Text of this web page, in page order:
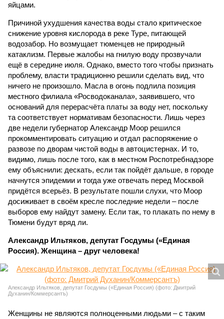
яйцами.
Причиной ухудшения качества воды стало критическое
снижение уровня кислорода в реке Туре, питающей
водозабор. Но возмущает тюменцев не природный
катаклизм. Первые жалобы на гнилую воду прозвучали
ещё в середине июля. Однако, вместо того чтобы признать
проблему, власти традиционно решили сделать вид, что
ничего не произошло. Масла в огонь подлила позиция
местного филиала «Росводоканала», заявившего, что
оснований для перерасчёта платы за воду нет, поскольку
та соответствует нормативам безопасности. Лишь через
две недели губернатор Александр Моор решился
прокомментировать ситуацию и отдал распоряжение о
развозе по дворам чистой воды в автоцистернах. И то,
видимо, лишь после того, как в местном Роспотребнадзоре
ему объяснили: дескать, если так пойдёт дальше, в городе
начнутся эпидемии и тогда уже отвечать перед Москвой
придётся всерьёз. В результате пошли слухи, что Моор
досиживает в своём кресле последние недели – после
выборов ему найдут замену. Если так, то плакать по нему в
Тюмени будут вряд ли.
Александр Ильтяков, депутат Госдумы («Единая
Россия). Женщина – друг человека!
Александр Ильтяков, депутат Госдумы («Единая Россия) (фото: Дмитрий
Духанин/Коммерсантъ)
Женщины не являются полноценными людьми – с таким